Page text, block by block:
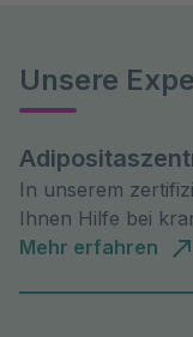
Unsere
In unserem
Ihnen Hilfe bei
Mehr erfahren